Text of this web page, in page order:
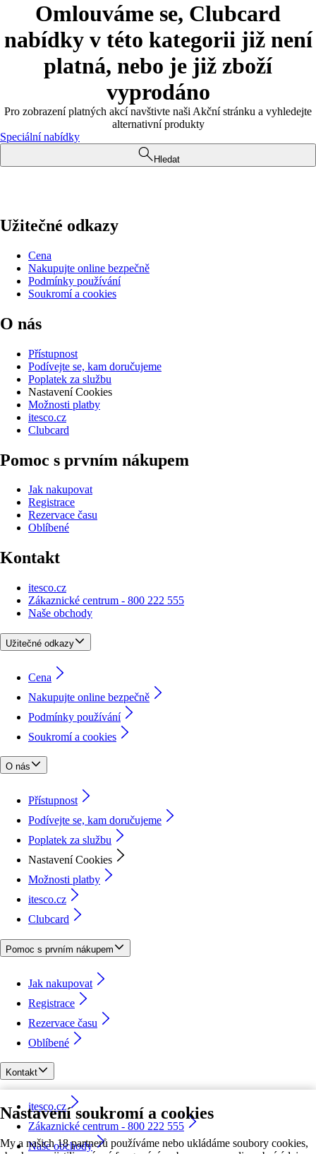
Nastavení soukromí a cookies
My a našich 18 partnerů používáme nebo ukládáme soubory cookies,
Omlouváme se, Clubcard
nabídky v této kategorii již není
platná, nebo je již zboží
vyprodáno
Pro zobrazení platných akcí navštivte naši Akční stránku a vyhledejte
alternativní produkty
Speciální nabídky
Hledat
Užitečné odkazy
Cena
Nakupujte online bezpečně
Podmínky používání
Soukromí a cookies
O nás
Přístupnost
Podívejte se, kam doručujeme
Poplatek za službu
Nastavení Cookies
Možnosti platby
itesco.cz
Clubcard
Pomoc s prvním nákupem
Jak nakupovat
Registrace
Rezervace času
Oblíbené
Kontakt
itesco.cz
Zákaznické centrum - 800 222 555
Naše obchody
Užitečné odkazy
Cena
Nakupujte online bezpečně
Podmínky používání
Soukromí a cookies
O nás
Přístupnost
Podívejte se, kam doručujeme
Poplatek za službu
Nastavení Cookies
Možnosti platby
itesco.cz
Clubcard
Pomoc s prvním nákupem
Jak nakupovat
Registrace
Rezervace času
Oblíbené
Kontakt
itesco.cz
Zákaznické centrum - 800 222 555
Naše obchody